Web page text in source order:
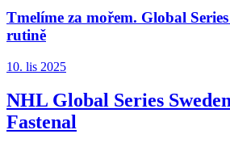
Tmelíme za mořem. Global
rutině
10. lis 2025
NHL Global Series
Fastenal